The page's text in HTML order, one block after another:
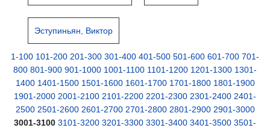
Эступиньян, Виктор
1-100 101-200 201-300 301-400 401-500 501-600 601-700 701-
800 801-900 901-1000 1001-1100 1101-1200 1201-1300 1301-
1400 1401-1500 1501-1600 1601-1700 1701-1800 1801-1900
1901-2000 2001-2100 2101-2200 2201-2300 2301-2400 2401-
2500 2501-2600 2601-2700 2701-2800 2801-2900 2901-3000
3001-3100 3101-3200 3201-3300 3301-3400 3401-3500 3501-